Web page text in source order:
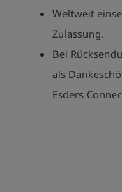
Weltweit
Zulassung.
Bei
als
Esders